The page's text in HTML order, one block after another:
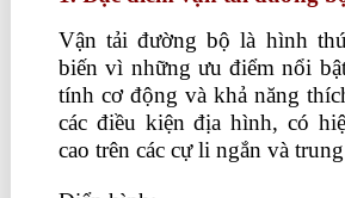
Vận tải đường bộ là hình
biến vì những ưu điểm nổi
tính cơ động và khả năng
các điều kiện địa hình, có
cao trên các cự li ngắn và